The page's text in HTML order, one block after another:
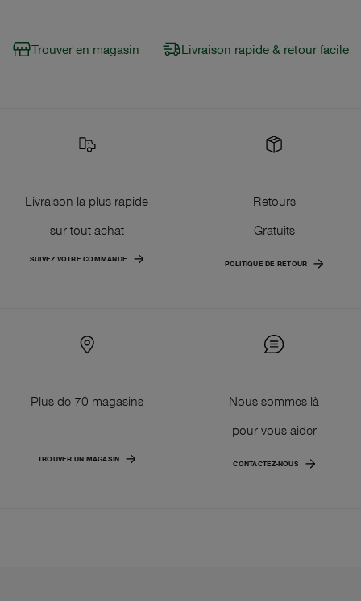
Trouver en magasin Livraison rapide & retour facile
Livraison la plus rapide
sur tout achat
SUIVEZ VOTRE COMMANDE
Retours
Gratuits
POLITIQUE DE RETOUR
Plus de 70 magasins
TROUVER UN MAGASIN
Nous sommes là
pour vous aider
CONTACTEZ-NOUS